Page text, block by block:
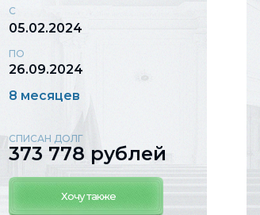
С
05.02.2024
26.09.2024
ПО
8 месяцев
373 778 рублей
СПИСАН ДОЛГ
Хочу также